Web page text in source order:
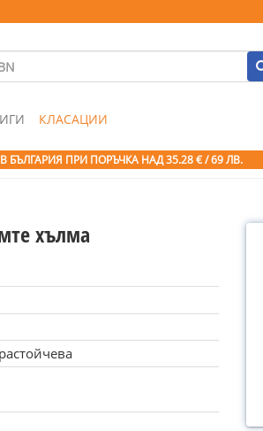
КЛАСАЦИИ
БЪЛГАРИЯ ПРИ ПОРЪЧКА НАД 35.28 € / 69 ЛВ.
хълма